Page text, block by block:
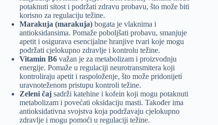
potaknuti sitost i podržati zdravu probavu, što može biti
korisno za regulaciju težine.
Marakuja (marakuja) bogata je vlaknima i
antioksidansima. Pomaže poboljšati probavu, smanjuje
apetit i osigurava esencijalne hranjive tvari koje mogu
podržati cjelokupno zdravlje i kontrolu težine.
Vitamin B6 važan je za metabolizam i proizvodnju
energije. Pomaže u regulaciji neurotransmitera koji
kontroliraju apetit i raspoloženje, što može pridonijeti
uravnoteženom pristupu kontroli težine.
Zeleni čaj sadrži katehine i kofein koji mogu potaknuti
metabolizam i povećati oksidaciju masti. Također ima
antioksidativna svojstva koja podržavaju cjelokupno
zdravlje i mogu pomoći u regulaciji težine.